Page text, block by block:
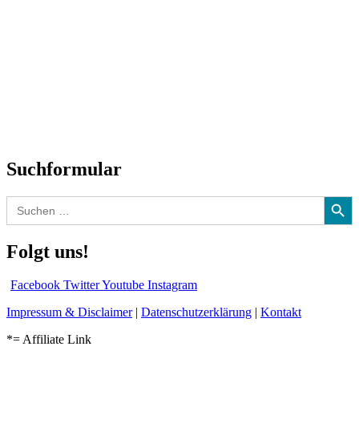
Suchformular
Search
for:
Search Button
Folgt uns!
Facebook TwitterYoutube Instagram
Impressum & Disclaimer| Datenschutzerklärung | Kontakt
*= Affiliate Link